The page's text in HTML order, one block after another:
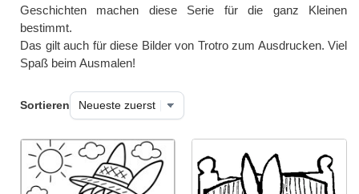
Geschichten machen diese Serie für die ganz Kleinen
bestimmt.
Das gilt auch für diese Bilder von Trotro zum Ausdrucken. Viel
Spaß beim Ausmalen!
Sortieren